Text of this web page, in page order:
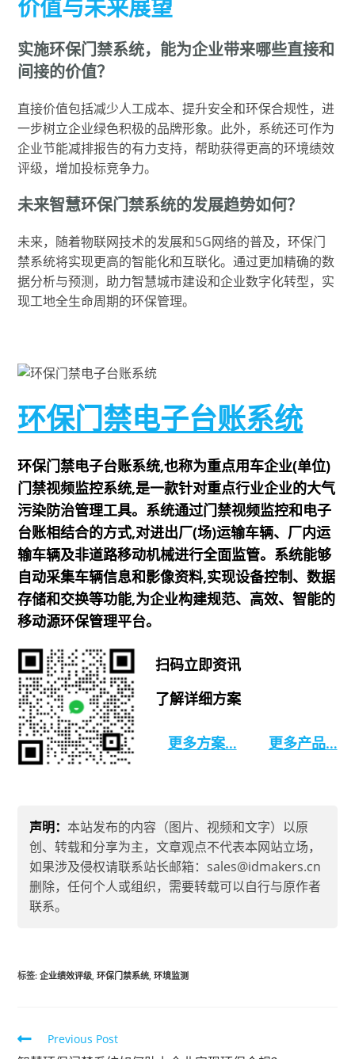
价值与未来展望
实施环保门禁系统，能为企业带来哪些直接和
间接的价值？
直接价值包括减少人工成本、提升安全和环保合规性，进
一步树立企业绿色积极的品牌形象。此外，系统还可作为
企业节能减排报告的有力支持，帮助获得更高的环境绩效
评级，增加投标竞争力。
未来智慧环保门禁系统的发展趋势如何？
未来，随着物联网技术的发展和5G网络的普及，环保门
禁系统将实现更高的智能化和互联化。通过更加精确的数
据分析与预测，助力智慧城市建设和企业数字化转型，实
现工地全生命周期的环保管理。
环保门禁电子台账系统
环保门禁电子台账系统,也称为重点用车企业(单位)
门禁视频监控系统,是一款针对重点行业企业的大气
污染防治管理工具。系统通过门禁视频监控和电子
台账相结合的方式,对进出厂(场)运输车辆、厂内运
输车辆及非道路移动机械进行全面监管。系统能够
自动采集车辆信息和影像资料,实现设备控制、数据
存储和交换等功能,为企业构建规范、高效、智能的
移动源环保管理平台。
扫码立即资讯
了解详细方案
更多方案… 更多产品…
声明：本站发布的内容（图片、视频和文字）以原
创、转载和分享为主，文章观点不代表本网站立场，
如果涉及侵权请联系站长邮箱：sales@idmakers.cn
删除，任何个人或组织，需要转载可以自行与原作者
联系。
标签:企业绩效评级, 环保门禁系统, 环境监测
Previous Post